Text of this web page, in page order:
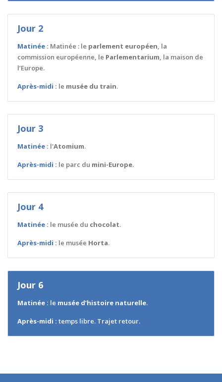
Jour 2
Matinée : Matinée : le parlement européen, la
commission européenne, le Parlementarium, la maison de
l’Europe.
Après-midi : le musée du train.
Jour 3
Matinée : l'Atomium.
Après-midi : le parc du mini-Europe.
Jour 4
Matinée : le musée du chocolat.
Après-midi : le musée Horta.
Jour 6
Matinée : le musée d’histoire naturelle.
Après-midi : temps libre. Trajet retour.